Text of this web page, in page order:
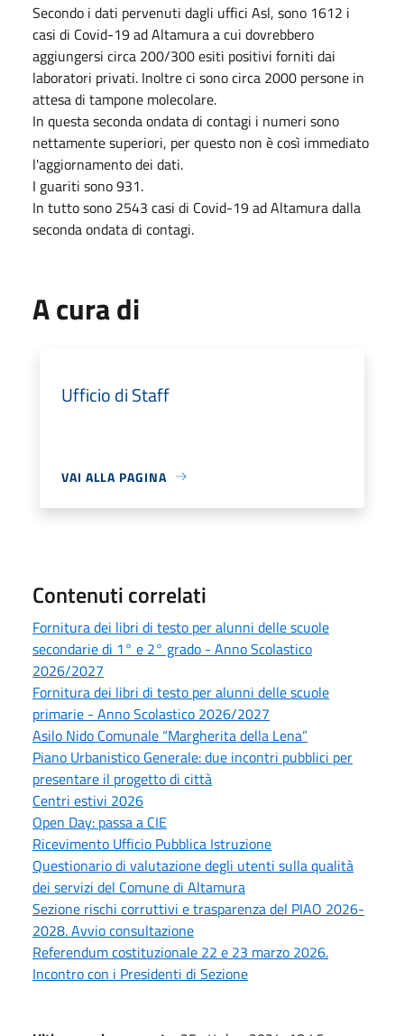
Secondo i dati pervenuti dagli uffici Asl, sono 1612 i
casi di Covid-19 ad Altamura a cui dovrebbero
aggiungersi circa 200/300 esiti positivi forniti dai
laboratori privati. Inoltre ci sono circa 2000 persone in
attesa di tampone molecolare.
In questa seconda ondata di contagi i numeri sono
nettamente superiori, per questo non è così immediato
l'aggiornamento dei dati.
I guariti sono 931.
In tutto sono 2543 casi di Covid-19 ad Altamura dalla
seconda ondata di contagi.
A cura di
Ufficio di Staff
VAI ALLA PAGINA
Contenuti correlati
Fornitura dei libri di testo per alunni delle scuole
secondarie di 1° e 2° grado - Anno Scolastico
2026/2027
Fornitura dei libri di testo per alunni delle scuole
primarie - Anno Scolastico 2026/2027
Asilo Nido Comunale “Margherita della Lena”
Piano Urbanistico Generale: due incontri pubblici per
presentare il progetto di città
Centri estivi 2026
Open Day: passa a CIE
Ricevimento Ufficio Pubblica Istruzione
Questionario di valutazione degli utenti sulla qualità
dei servizi del Comune di Altamura
Sezione rischi corruttivi e trasparenza del PIAO 2026-
2028. Avvio consultazione
Referendum costituzionale 22 e 23 marzo 2026.
Incontro con i Presidenti di Sezione